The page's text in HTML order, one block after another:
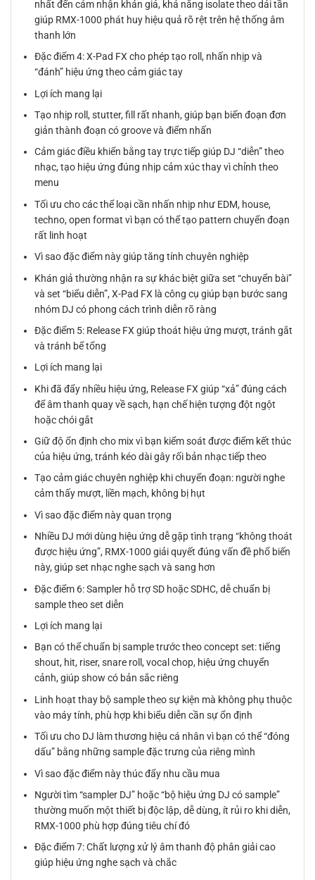
nhất đến cảm nhận khán giả, khả năng isolate theo dải tần
giúp RMX-1000 phát huy hiệu quả rõ rệt trên hệ thống âm
thanh lớn
Đặc điểm 4: X-Pad FX cho phép tạo roll, nhấn nhịp và
“đánh” hiệu ứng theo cảm giác tay
Lợi ích mang lại
Tạo nhịp roll, stutter, fill rất nhanh, giúp bạn biến đoạn đơn
giản thành đoạn có groove và điểm nhấn
Cảm giác điều khiển bằng tay trực tiếp giúp DJ “diễn” theo
nhạc, tạo hiệu ứng đúng nhịp cảm xúc thay vì chỉnh theo
menu
Tối ưu cho các thể loại cần nhấn nhịp như EDM, house,
techno, open format vì bạn có thể tạo pattern chuyển đoạn
rất linh hoạt
Vì sao đặc điểm này giúp tăng tính chuyên nghiệp
Khán giả thường nhận ra sự khác biệt giữa set “chuyển bài”
và set “biểu diễn”, X-Pad FX là công cụ giúp bạn bước sang
nhóm DJ có phong cách trình diễn rõ ràng
Đặc điểm 5: Release FX giúp thoát hiệu ứng mượt, tránh gắt
và tránh bể tổng
Lợi ích mang lại
Khi đã đẩy nhiều hiệu ứng, Release FX giúp “xả” đúng cách
để âm thanh quay về sạch, hạn chế hiện tượng đột ngột
hoặc chói gắt
Giữ độ ổn định cho mix vì bạn kiểm soát được điểm kết thúc
của hiệu ứng, tránh kéo dài gây rối bản nhạc tiếp theo
Tạo cảm giác chuyên nghiệp khi chuyển đoạn: người nghe
cảm thấy mượt, liền mạch, không bị hụt
Vì sao đặc điểm này quan trọng
Nhiều DJ mới dùng hiệu ứng dễ gặp tình trạng “không thoát
được hiệu ứng”, RMX-1000 giải quyết đúng vấn đề phổ biến
này, giúp set nhạc nghe sạch và sang hơn
Đặc điểm 6: Sampler hỗ trợ SD hoặc SDHC, dễ chuẩn bị
sample theo set diễn
Lợi ích mang lại
Bạn có thể chuẩn bị sample trước theo concept set: tiếng
shout, hit, riser, snare roll, vocal chop, hiệu ứng chuyển
cảnh, giúp show có bản sắc riêng
Linh hoạt thay bộ sample theo sự kiện mà không phụ thuộc
vào máy tính, phù hợp khi biểu diễn cần sự ổn định
Tối ưu cho DJ làm thương hiệu cá nhân vì bạn có thể “đóng
dấu” bằng những sample đặc trưng của riêng mình
Vì sao đặc điểm này thúc đẩy nhu cầu mua
Người tìm “sampler DJ” hoặc “bộ hiệu ứng DJ có sample”
thường muốn một thiết bị độc lập, dễ dùng, ít rủi ro khi diễn,
RMX-1000 phù hợp đúng tiêu chí đó
Đặc điểm 7: Chất lượng xử lý âm thanh độ phân giải cao
giúp hiệu ứng nghe sạch và chắc